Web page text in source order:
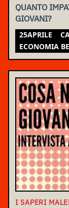
QUANTO
GIOVANI?
25APRILE
ECONOMIA
I SAPERI